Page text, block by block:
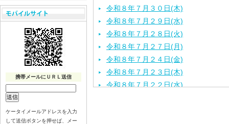
令和８年７月３０日(木)
令和８年７月２９日(水)
令和８年７月２８日(火)
令和８年７月２７日(月)
令和８年７月２４日(金)
令和８年７月２３日(木)
令和８年７月２２日(水)
携帯メールにＵＲＬ送信
ケータイメールアドレスを入力
して送信ボタンを押せば、メー